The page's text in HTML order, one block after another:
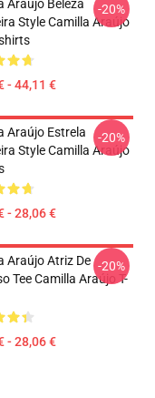
Araújo Beleza
Style Camilla Araújo
- 44,11 €
-20%
Araújo Estrela
Style Camilla Araújo
- 28,06 €
-20%
Araújo Atriz De
Tee Camilla Araújo T-
- 28,06 €
-20%